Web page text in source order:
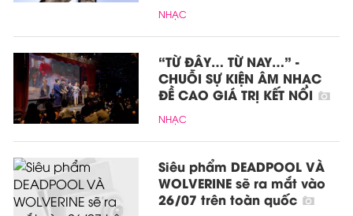
NHẠC
“TỪ ĐÂY… TỪ NAY…” -
CHUỖI SỰ KIỆN ÂM NHẠC
ĐỀ CAO GIÁ TRỊ KẾT NỐI
NHẠC
Siêu phẩm DEADPOOL VÀ
WOLVERINE sẽ ra mắt vào
26/07 trên toàn quốc